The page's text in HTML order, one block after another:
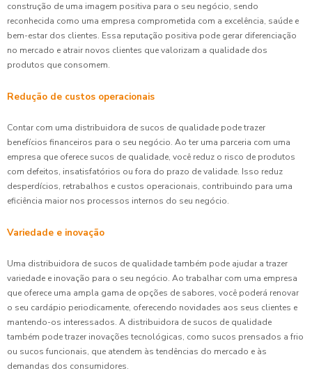
construção de uma imagem positiva para o seu negócio, sendo
reconhecida como uma empresa comprometida com a excelência, saúde e
bem-estar dos clientes. Essa reputação positiva pode gerar diferenciação
no mercado e atrair novos clientes que valorizam a qualidade dos
produtos que consomem.
Redução de custos operacionais
Contar com uma distribuidora de sucos de qualidade pode trazer
benefícios financeiros para o seu negócio. Ao ter uma parceria com uma
empresa que oferece sucos de qualidade, você reduz o risco de produtos
com defeitos, insatisfatórios ou fora do prazo de validade. Isso reduz
desperdícios, retrabalhos e custos operacionais, contribuindo para uma
eficiência maior nos processos internos do seu negócio.
Variedade e inovação
Uma distribuidora de sucos de qualidade também pode ajudar a trazer
variedade e inovação para o seu negócio. Ao trabalhar com uma empresa
que oferece uma ampla gama de opções de sabores, você poderá renovar
o seu cardápio periodicamente, oferecendo novidades aos seus clientes e
mantendo-os interessados. A distribuidora de sucos de qualidade
também pode trazer inovações tecnológicas, como sucos prensados a frio
ou sucos funcionais, que atendem às tendências do mercado e às
demandas dos consumidores.